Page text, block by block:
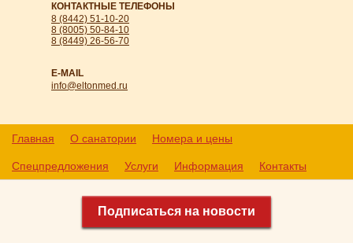
КОНТАКТНЫЕ ТЕЛЕФОНЫ
8 (8442) 51-10-20
8 (8005) 50-84-10
8 (8449) 26-56-70
E-MAIL
info@eltonmed.ru
Главная О санатории Номера и цены
Спецпредложения Услуги Информация Контакты
Подписаться на новости